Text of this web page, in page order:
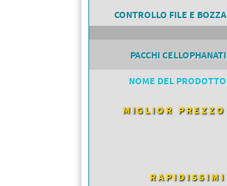
DORSALI TARGHE
PETTORALI NUMERI DA
NUMERI DA GARA MTB
CONTROLLO FILE E BOZZA
PACCHI CELLOPHANATI
NOME DEL PRODOTTO
MIGLIOR PREZZO
RAPIDISSIMI